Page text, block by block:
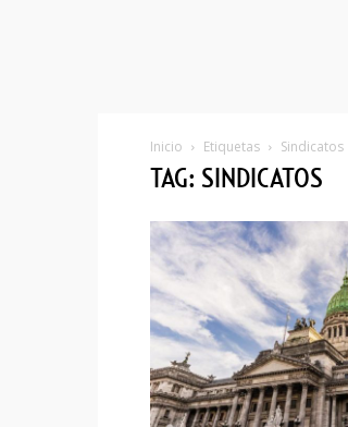
Inicio Etiquetas Sindicatos
TAG: SINDICATOS